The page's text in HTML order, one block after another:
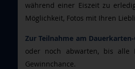
während einer Eiszeit zu
Möglichkeit, Fotos mit Ihren
Zur Teilnahme am
oder noch abwarten, bis alle
Gewinnchance.